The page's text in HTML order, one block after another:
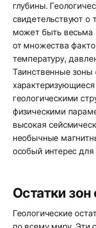
глубины.
свидетельствуют о
может быть весьма
от множества
температуру,
Таинственные зоны
геологическими
физическими
высокая
необычные
особый интерес для
Остатки
Геологические